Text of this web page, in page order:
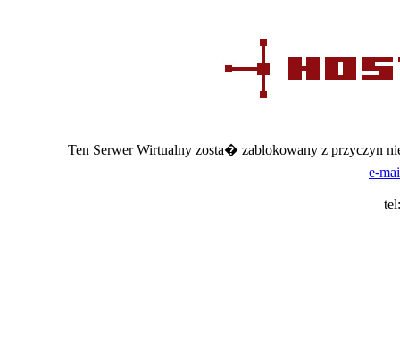
Ten Serwer Wirtualny zosta� zablokowany z przyczyn
e-